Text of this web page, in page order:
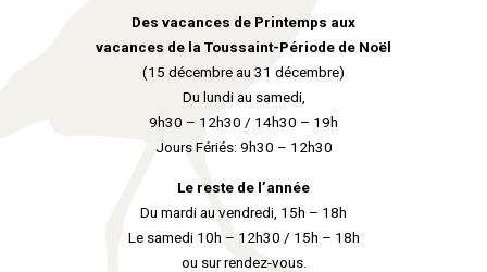
Des vacances de Printemps aux
vacances de la Toussaint-Période de Noël
(15 décembre au 31 décembre)
Du lundi au samedi,
9h30 – 12h30 / 14h30 – 19h
Jours Fériés: 9h30 – 12h30
Le reste de l’année
Du mardi au vendredi, 15h – 18h
Le samedi 10h – 12h30 / 15h – 18h
ou sur rendez-vous.